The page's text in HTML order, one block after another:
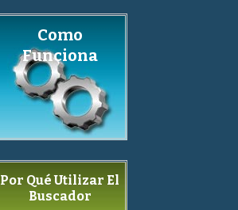
Como
Funciona
Por Qué Utilizar El
Buscador